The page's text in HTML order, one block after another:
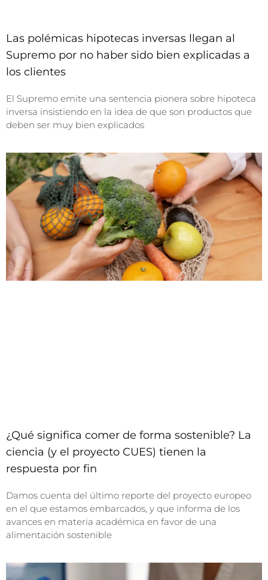
Las polémicas hipotecas inversas llegan al
Supremo por no haber sido bien explicadas a
los clientes
El Supremo emite una sentencia pionera sobre hipoteca
inversa insistiendo en la idea de que son productos que
deben ser muy bien explicados
¿Qué significa comer de forma sostenible? La
ciencia (y el proyecto CUES) tienen la
respuesta por fin
Damos cuenta del último reporte del proyecto europeo
en el que estamos embarcados, y que informa de los
avances en materia académica en favor de una
alimentación sostenible